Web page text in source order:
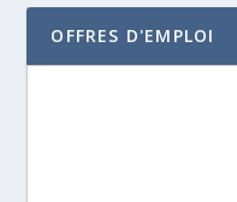
OFFRES D'EMPLOI